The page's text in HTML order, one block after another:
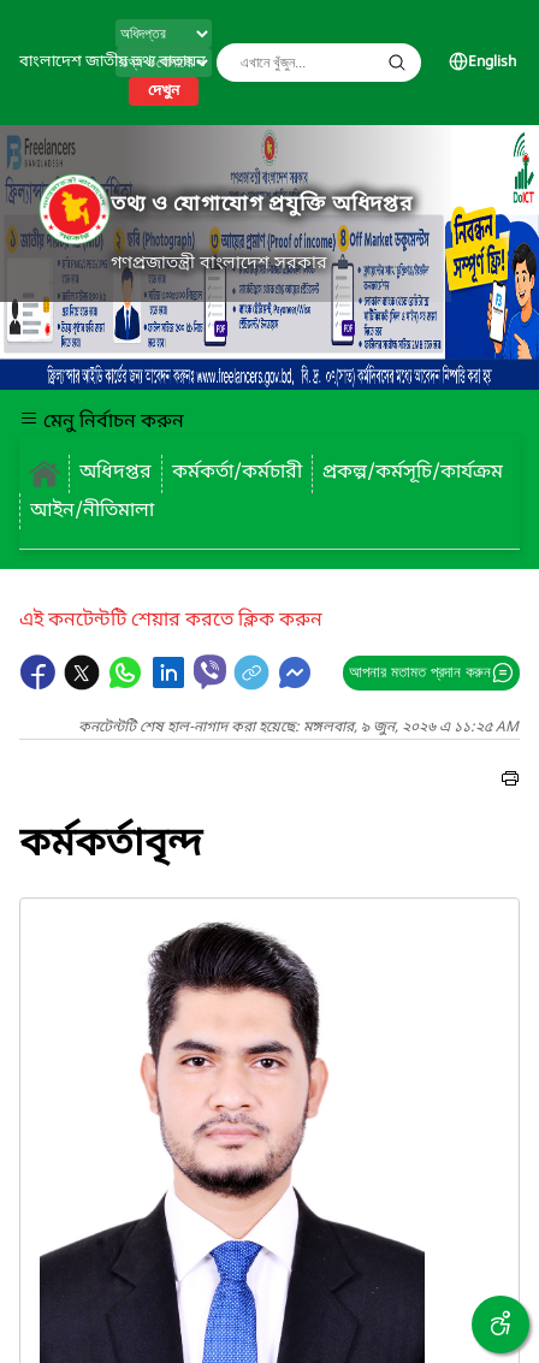
বাংলাদেশ জাতীয় তথ্য বাতায়ন
দেখুন
English
তথ্য ও যোগাযোগ প্রযুক্তি অধিদপ্তর
গণপ্রজাতন্ত্রী বাংলাদেশ সরকার
মেনু নির্বাচন করুন
অধিদপ্তর
কর্মকর্তা/কর্মচারী
প্রকল্প/কর্মসূচি/কার্যক্রম
আইন/নীতিমালা
এই কনটেন্টটি শেয়ার করতে ক্লিক করুন
আপনার মতামত প্রদান করুন
কনটেন্টটি শেষ হাল-নাগাদ করা হয়েছে: মঙ্গলবার, ৯ জুন, ২০২৬ এ ১১:২৫ AM
কর্মকর্তাবৃন্দ